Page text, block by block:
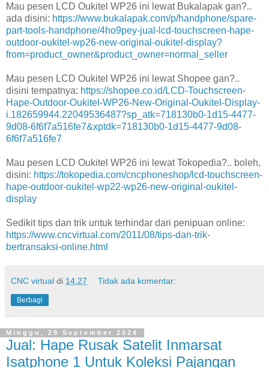
Mau pesen LCD Oukitel WP26 ini lewat Bukalapak gan?..
ada disini: https://www.bukalapak.com/p/handphone/spare-
part-tools-handphone/4ho9pey-jual-lcd-touchscreen-hape-
outdoor-oukitel-wp26-new-original-oukitel-display?
from=product_owner&product_owner=normal_seller
Mau pesen LCD Oukitel WP26 ini lewat Shopee gan?..
disini tempatnya: https://shopee.co.id/LCD-Touchscreen-
Hape-Outdoor-Oukitel-WP26-New-Original-Oukitel-Display-
i.182659944.22049536487?sp_atk=718130b0-1d15-4477-
9d08-6f6f7a516fe7&xptdk=718130b0-1d15-4477-9d08-
6f6f7a516fe7
Mau pesen LCD Oukitel WP26 ini lewat Tokopedia?.. boleh,
disini: https://tokopedia.com/cncphoneshop/lcd-touchscreen-
hape-outdoor-oukitel-wp22-wp26-new-original-oukitel-
display
Sedikit tips dan trik untuk terhindar dari penipuan online:
https://www.cncvirtual.com/2011/08/tips-dan-trik-
bertransaksi-online.html
CNC virtual di 14.27 Tidak ada komentar:
Berbagi
Minggu, 29 September 2024
Jual: Hape Rusak Satelit Inmarsat
Isatphone 1 Untuk Koleksi Pajangan